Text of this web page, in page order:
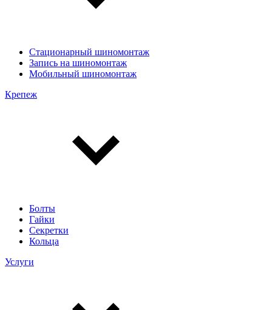
Стационарный шиномонтаж
Запись на шиномонтаж
Мобильный шиномонтаж
Крепеж
Болты
Гайки
Секретки
Кольца
Услуги